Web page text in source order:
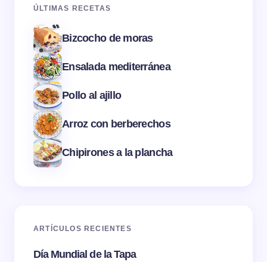
ÚLTIMAS RECETAS
Bizcocho de moras
Ensalada mediterránea
Pollo al ajillo
Arroz con berberechos
Chipirones a la plancha
ARTÍCULOS RECIENTES
Día Mundial de la Tapa